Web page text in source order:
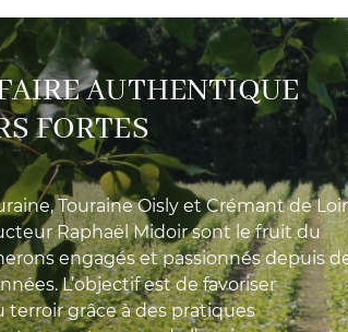
AUTHENTIQUE
FORTES
Touraine Oisly et Crémant de
Raphaël Midoir sont le fruit du
engagés et passionnés depuis
L’objectif est de favoriser
terroir grâce à des pratiques